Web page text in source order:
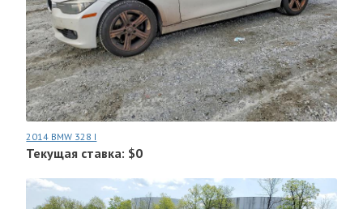
2014 BMW 328 I
Текущая ставка: $0